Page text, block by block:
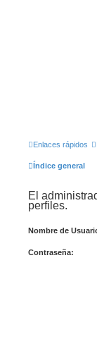
Enlaces rápidos
Índice general
El
perfiles.
Nombre de
Contraseña: